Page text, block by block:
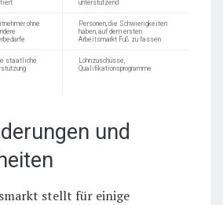
unterstützend
ohne
Personen, die Schwierigkeiten
haben, auf dem ersten
Arbeitsmarkt Fuß zu fassen
staatliche
Lohnzuschüsse,
Qualifikationsprogramme
und
stellt für einige